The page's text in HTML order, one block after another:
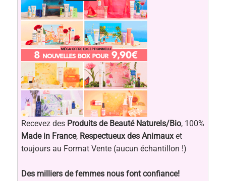
Recevez des Produits de Beauté Naturels/Bio, 100%
Made in France, Respectueux des Animauxet
toujours au Format Vente (aucun échantillon !)
Des milliers de femmes nous font confiance!